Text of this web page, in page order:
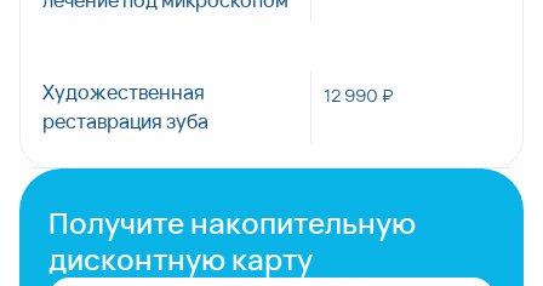
Художественная
реставрация зуба
12 990 ₽
Получите накопительную
дисконтную карту